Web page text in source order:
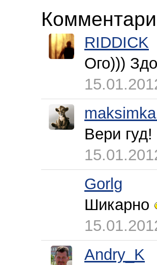
RIDDICK
Ого)))
Вери гуд!
Gorlg
Шикарно
Andry_K